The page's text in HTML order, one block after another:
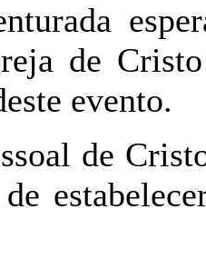
de
evento.
de